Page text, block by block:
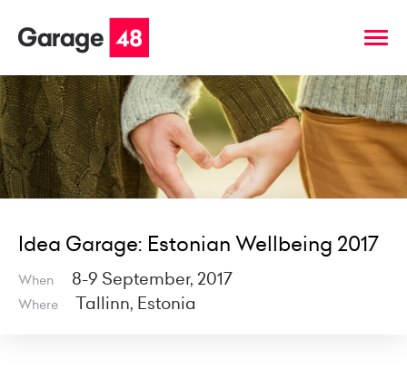
Idea Garage: Estonian Wellbeing 2017
When 8-9 September, 2017
Where Tallinn, Estonia